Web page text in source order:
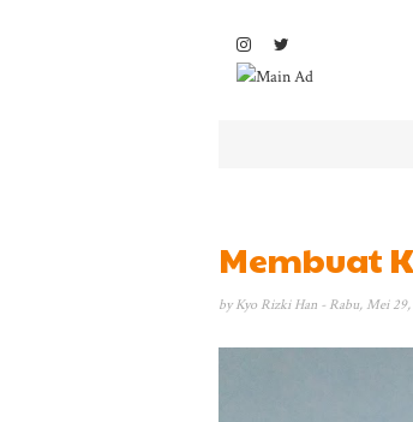
Membuat
by Kyo Rizki Han - Rabu, Mei